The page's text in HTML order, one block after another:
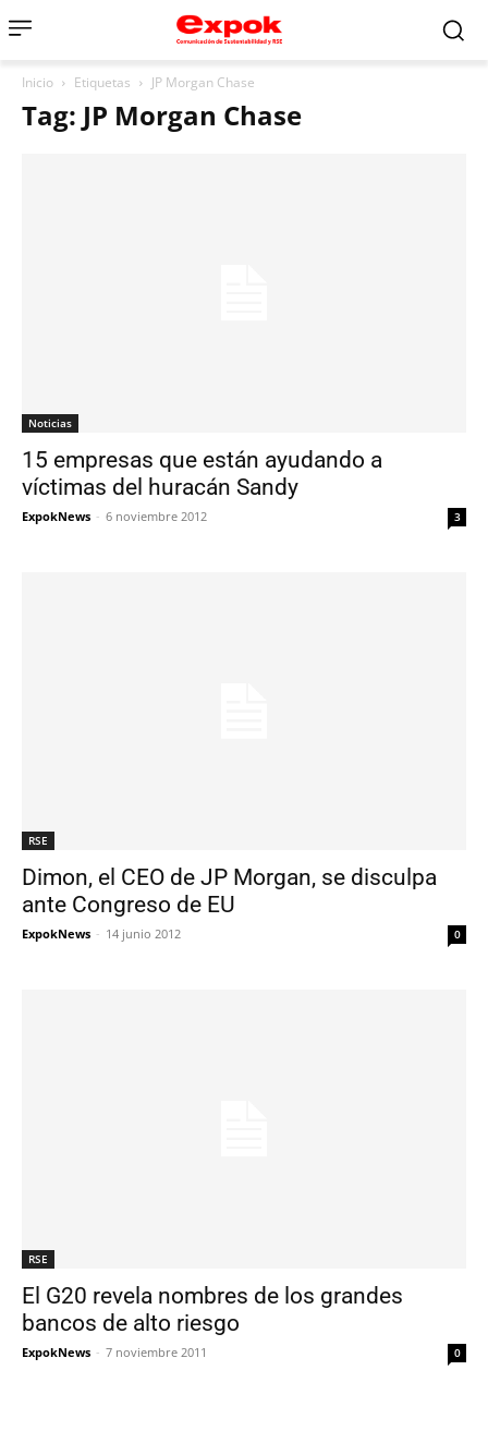
Inicio Etiquetas JP Morgan Chase
Tag: JP Morgan Chase
Noticias
15 empresas que están ayudando a
víctimas del huracán Sandy
ExpokNews - 6 noviembre 2012 3
RSE
Dimon, el CEO de JP Morgan, se disculpa
ante Congreso de EU
ExpokNews - 14 junio 2012 0
RSE
El G20 revela nombres de los grandes
bancos de alto riesgo
ExpokNews - 7 noviembre 2011 0